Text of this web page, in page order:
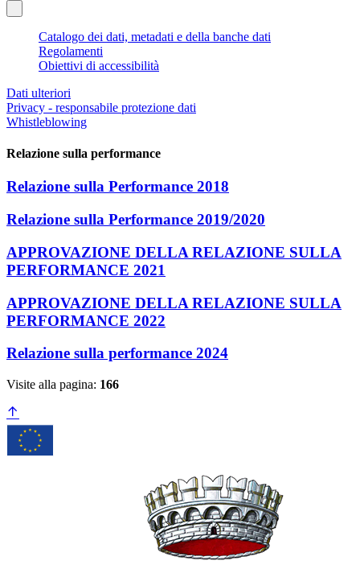
Catalogo dei dati, metadati e della banche dati
Regolamenti
Obiettivi di accessibilità
Dati ulteriori
Privacy - responsabile protezione dati
Whistleblowing
Relazione sulla performance
Relazione sulla Performance 2018
Relazione sulla Performance 2019/2020
APPROVAZIONE DELLA RELAZIONE SULLA
PERFORMANCE 2021
APPROVAZIONE DELLA RELAZIONE SULLA
PERFORMANCE 2022
Relazione sulla performance 2024
Visite alla pagina: 166